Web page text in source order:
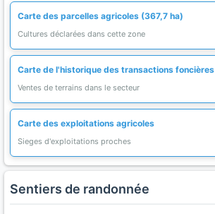
Carte des parcelles agricoles (367,7 ha)
Cultures déclarées dans cette zone
Carte de l'historique des transactions foncières
Ventes de terrains dans le secteur
Carte des exploitations agricoles
Sieges d'exploitations proches
Sentiers de randonnée